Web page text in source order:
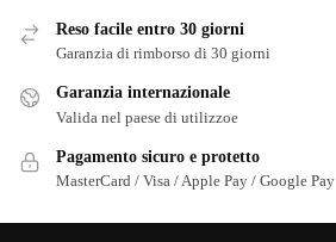
Reso facile entro 30 giorni
Garanzia di rimborso di 30 giorni
Garanzia internazionale
Valida nel paese di utilizzoe
Pagamento sicuro e protetto
MasterCard / Visa / Apple Pay / Google Pay